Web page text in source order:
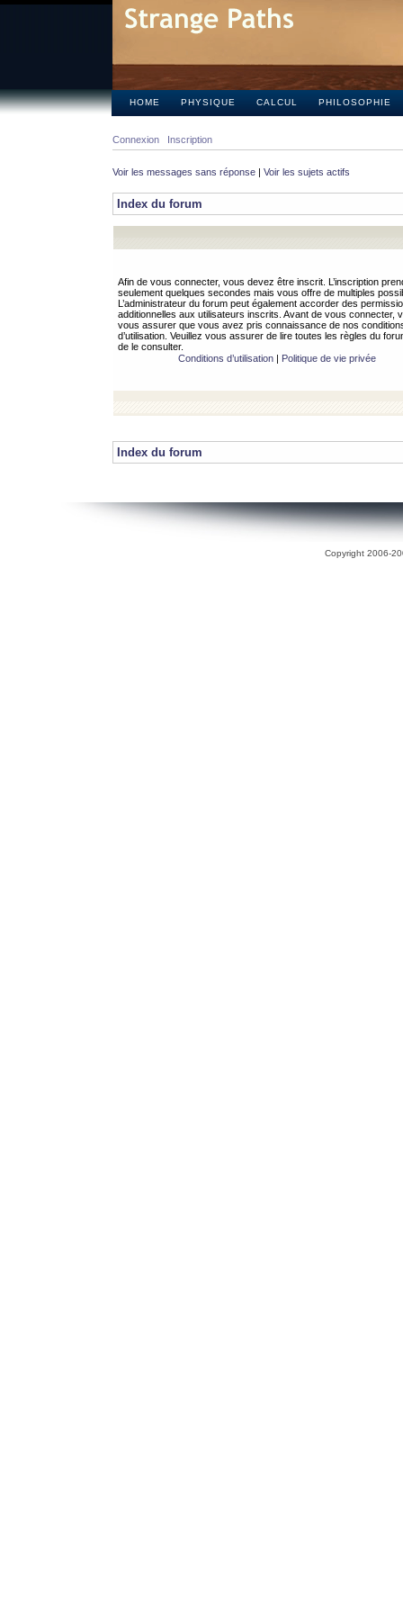
HOME PHYSIQUE CALCUL PHILOSOPHIE
Connexion Inscription
Voir les messages sans réponse | Voir les sujets actifs
Index du forum
Afin de vous connecter, vous devez être inscrit. L’inscription
seulement quelques secondes mais vous offre de multiples
L’administrateur du forum peut également accorder des
additionnelles aux utilisateurs inscrits. Avant de vous connecter,
vous assurer que vous avez pris connaissance de nos
d’utilisation. Veuillez vous assurer de lire toutes les règles du
de le consulter.
Conditions d’utilisation| Politique de vie privée
Index du forum
Copyright 2006-